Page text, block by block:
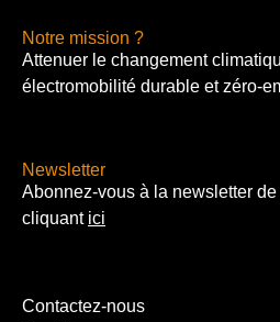
Notre mission ?
Attenuer le changement
électromobilité durable et zéro-
Newsletter
Abonnez-vous à la newsletter
cliquant ici
Contactez-nous